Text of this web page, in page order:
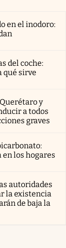
en el inodoro:
del coche:
qué sirve
y
a todos
graves
en los hogares
autoridades
la existencia
de baja la